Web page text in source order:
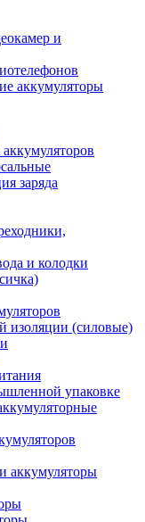
и
аккумуляторы
заряда
и колодки
изоляции (силовые)
упаковке
аккумуляторы